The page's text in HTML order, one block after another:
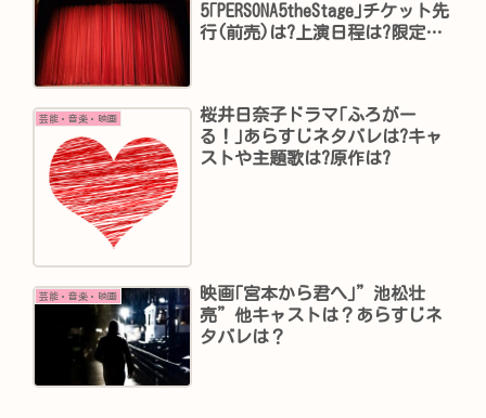
5｢PERSONA5theStage｣チケット先
行(前売)は?上演日程は?限定グ
芸能・音楽・映画
桜井日奈子ドラマ｢ふろがー
る！｣あらすじネタバレは?キャ
ストや主題歌は?原作は?
芸能・音楽・映画
映画｢宮本から君へ｣”池松壮
亮”他キャストは？あらすじネ
タバレは？